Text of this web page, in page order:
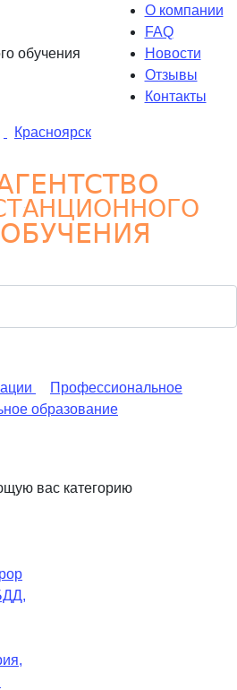
обучения
О компании
FAQ
Новости
Отзывы
Контакты
Красноярск
Профессиональное
образование
вас категорию